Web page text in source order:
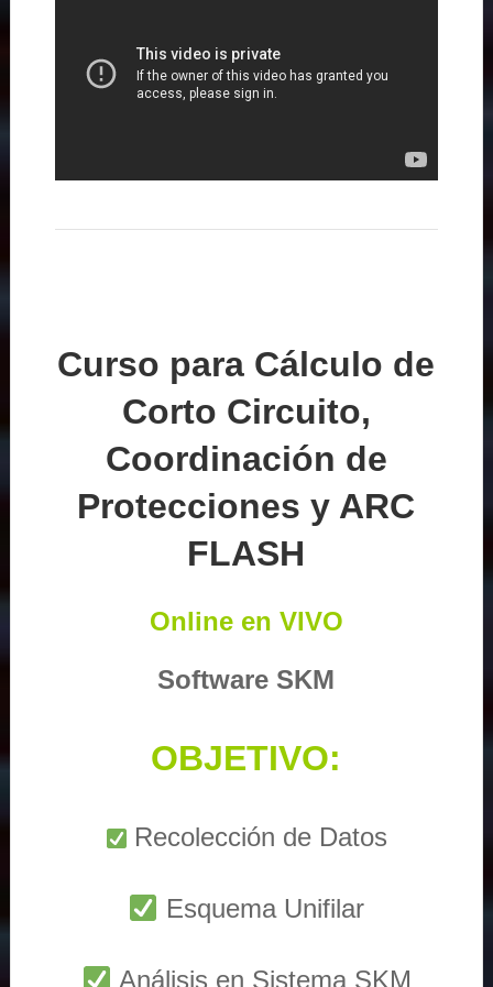
Curso para Cálculo de
Corto Circuito,
Coordinación de
Protecciones y ARC
FLASH
Online en VIVO
Software SKM
OBJETIVO:
Recolección de Datos
Esquema Unifilar
Análisis en Sistema SKM